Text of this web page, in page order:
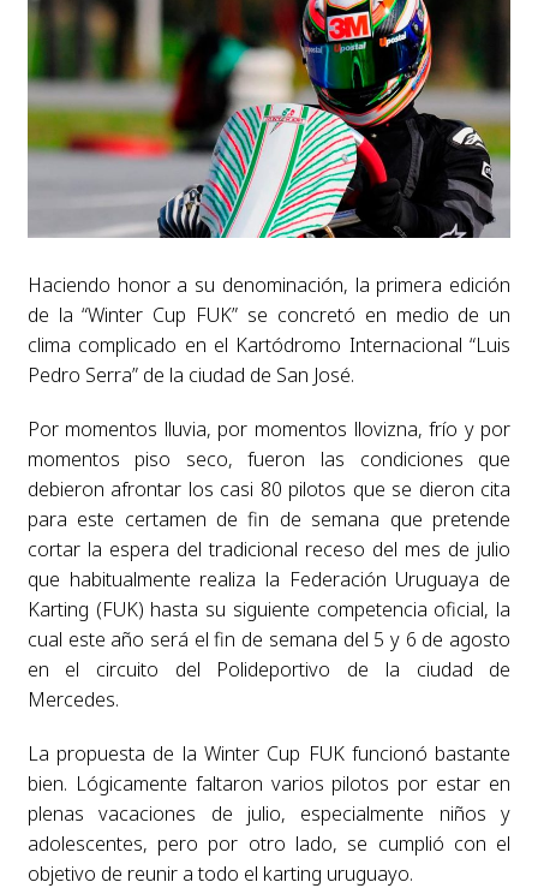
Haciendo honor a su denominación, la primera edición
de la “Winter Cup FUK” se concretó en medio de un
clima complicado en el Kartódromo Internacional “Luis
Pedro Serra” de la ciudad de San José.
Por momentos lluvia, por momentos llovizna, frío y por
momentos piso seco, fueron las condiciones que
debieron afrontar los casi 80 pilotos que se dieron cita
para este certamen de fin de semana que pretende
cortar la espera del tradicional receso del mes de julio
que habitualmente realiza la Federación Uruguaya de
Karting (FUK) hasta su siguiente competencia oficial, la
cual este año será el fin de semana del 5 y 6 de agosto
en el circuito del Polideportivo de la ciudad de
Mercedes.
La propuesta de la Winter Cup FUK funcionó bastante
bien. Lógicamente faltaron varios pilotos por estar en
plenas vacaciones de julio, especialmente niños y
adolescentes, pero por otro lado, se cumplió con el
objetivo de reunir a todo el karting uruguayo.